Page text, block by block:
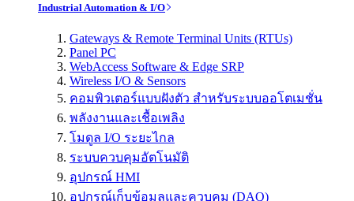
Industrial Automation & I/O
Gateways & Remote Terminal Units (RTUs)
Panel PC
WebAccess Software & Edge SRP
Wireless I/O & Sensors
คอมพิวเตอร์แบบฝังตัว สำหรับระบบออโตเมชั่น
พลังงานและเชื้อเพลิง
โมดูล I/O ระยะไกล
ระบบควบคุมอัตโนมัติ
อุปกรณ์ HMI
อุปกรณ์เก็บข้อมูลและควบคุม (DAQ)